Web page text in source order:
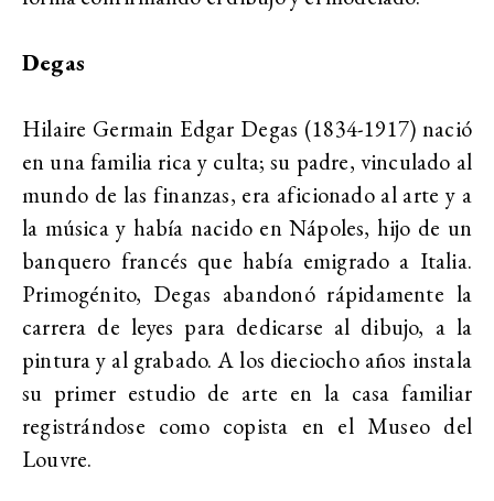
Degas
Hilaire Germain Edgar Degas (1834-1917) nació
en una familia rica y culta; su padre, vinculado al
mundo de las finanzas, era aficionado al arte y a
la música y había nacido en Nápoles, hijo de un
banquero francés que había emigrado a Italia.
Primogénito, Degas abandonó rápidamente la
carrera de leyes para dedicarse al dibujo, a la
pintura y al grabado. A los dieciocho años instala
su primer estudio de arte en la casa familiar
registrándose como copista en el Museo del
Louvre.